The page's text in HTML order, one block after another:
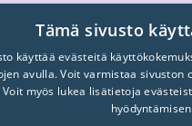
Tämä sivusto
käyttää evästeitä
avulla. Voit varmistaa
Voit myös lukea lisätietoja